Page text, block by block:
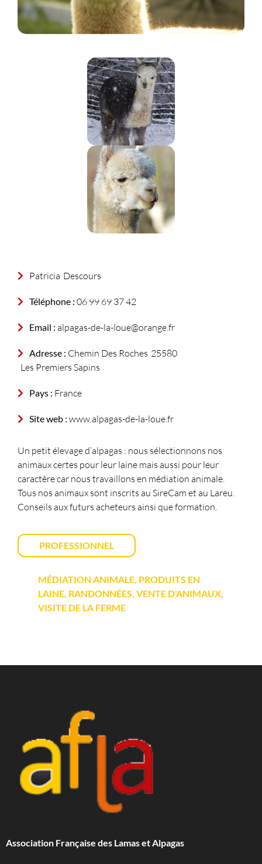
Patricia Descours
Téléphone : 06 99 69 37 42
Email : alpagas-de-la-loue@orange.fr
Adresse : Chemin Des Roches 25580
Les Premiers Sapins
Pays : France
Site web : www.alpagas-de-la-loue.fr
Un petit élevage d’alpagas : nous sélectionnons nos
animaux certes pour leur laine mais aussi pour leur
caractère car nous travaillons en médiation animale.
Tous nos animaux sont inscrits au SireCam et au Lareu.
Conseils aux futurs acheteurs ainsi que formation.
PROFESSIONNEL
MÉDIATION ANIMALE, PRODUITS EN
LAINE, RANDONNÉES, VENTE D'ANIMAUX,
VISITE DE LA FERME
Association Française des Lamas et Alpagas